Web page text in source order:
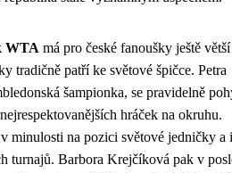
WTA má pro české fanoušky ještě větší
tradičně patří ke světové špičce. Petra
šampionka, se pravidelně
hráček na okruhu.
minulosti na pozici světové jedničky a
turnajů. Barbora Krejčíková pak v